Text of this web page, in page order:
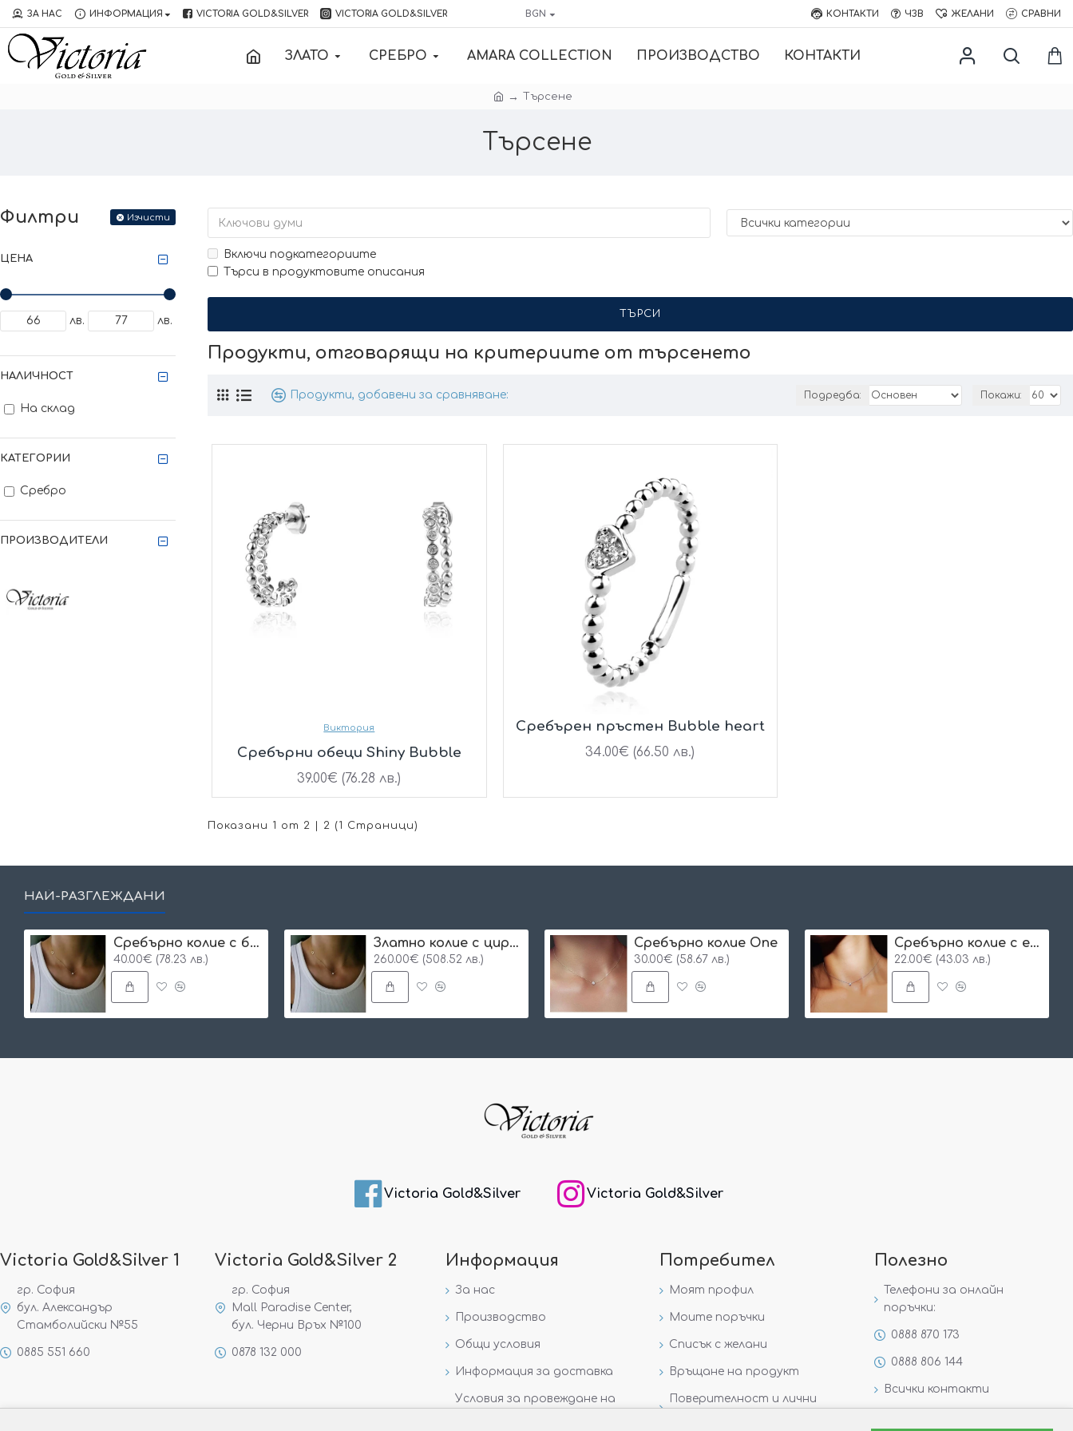
ЗА НАС ИНФОРМАЦИЯ VICTORIA GOLD&SILVER VICTORIA GOLD&SILVER BGN КОНТАКТИ ЧЗВ ЖЕЛАНИ СРАВНИ
ЗЛАТО СРЕБРО AMARA COLLECTION ПРОИЗВОДСТВО КОНТАКТИ
Търсене
Търсене
Филтри Изчисти
ЦЕНА
лв. лв.
КАТЕГОРИИ
Сребро
ПРОИЗВОДИТЕЛИ
НАЛИЧНОСТ
На склад
Включи подкатегориите
Търси в продуктовите описания
ТЪРСИ
Продукти, отговарящи на критериите от търсенето
Продукти, добавени за сравняване: Подредба: Покажи:
Виктория
Сребърни обеци Shiny Bubble
39.00€ (76.28 лв.)
Сребърен пръстен Bubble heart
34.00€ (66.50 лв.)
Показани 1 от 2 | 2 (1 Страници)
НАЙ-РАЗГЛЕЖДАНИ
Сребърнo колие с буква и едно камъче
40.00€ (78.23 лв.)
Златно колие с циркон и буква по избор
260.00€ (508.52 лв.)
Сребърнo колие One
30.00€ (58.67 лв.)
Сребърнo колие с едно камъче
22.00€ (43.03 лв.)
Victoria Gold&Silver Victoria Gold&Silver
Victoria Gold&Silver 1
гр. София
бул. Александър
Стамболийски №55
0885 551 660
Victoria Gold&Silver 2
гр. София
Mall Paradise Center,
бул. Черни Връх №100
0878 132 000
Информация
За нас
Производство
Общи условия
Информация за доставка
Условия за провеждане на
Потребител
Моят профил
Моите поръчки
Списък с желани
Връщане на продукт
Поверителност и лични
Полезно
Телефони за онлайн
поръчки:
0888 870 173
0888 806 144
Всички контакти